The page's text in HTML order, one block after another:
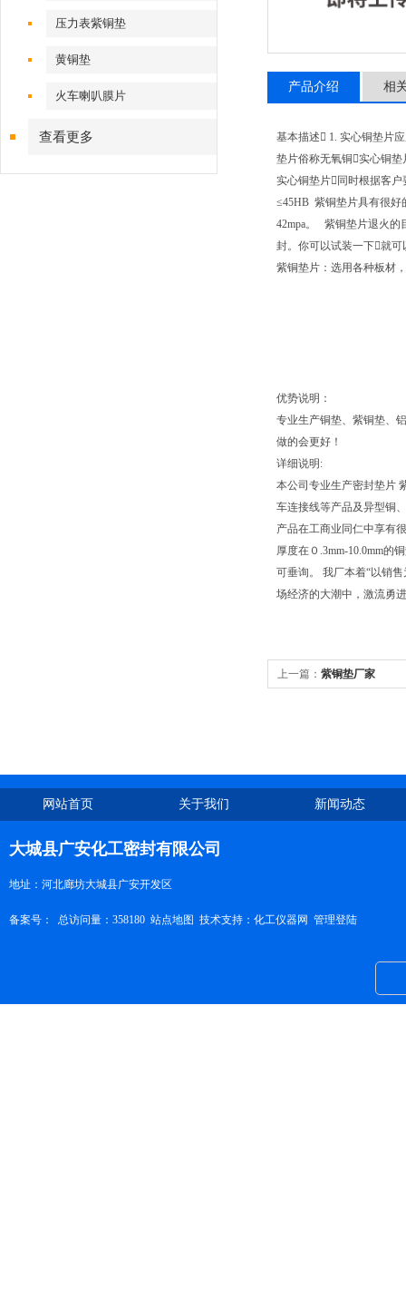
压力表紫铜垫
黄铜垫
火车喇叭膜片
查看更多
产品介绍 相
基本描述 1. 实心铜垫片
垫片俗称无氧铜实心铜
实心铜垫片同时根据客
≤45HB 紫铜垫片具有很好
42mpa。 紫铜垫片退火的
封。你可以试装一下就可
紫铜垫片：选用各种板材
优势说明：
专业生产铜垫、紫铜垫、
做的会更好！
详细说明:
本公司专业生产密封垫片
车连接线等产品及异型铜
产品在工商业同仁中享有
厚度在０.3mm-10.0mm的
可垂询。 我厂本着“以销
场经济的大潮中，激流勇
上一篇： 紫铜垫厂家
网站首页 关于我们 新闻动态
大城县广安化工密封有限公司
地址：河北廊坊大城县广安开发区
备案号： 总访问量：358180 站点地图 技术支持： 化工仪器网 管理登陆